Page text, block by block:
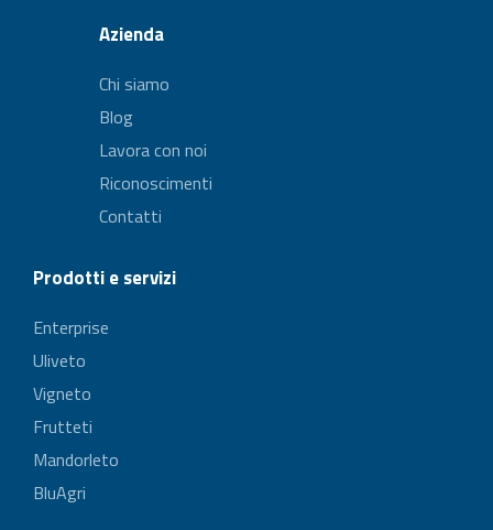
Azienda
Chi siamo
Blog
Lavora con noi
Riconoscimenti
Contatti
Prodotti e servizi
Enterprise
Uliveto
Vigneto
Frutteti
Mandorleto
BluAgri